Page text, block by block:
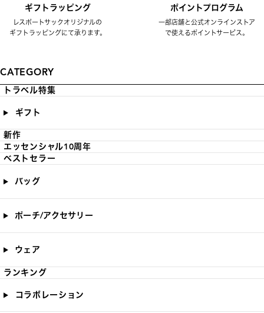
ギフトラッピング
レスポートサックオリジナルの
ギフトラッピングにて承ります。
ポイントプログラム
一部店舗と公式オンラインストア
で使えるポイントサービス。
CATEGORY
トラベル特集
ギフト
新作
エッセンシャル10周年
ベストセラー
バッグ
ポーチ/アクセサリー
ウェア
ランキング
コラボレーション